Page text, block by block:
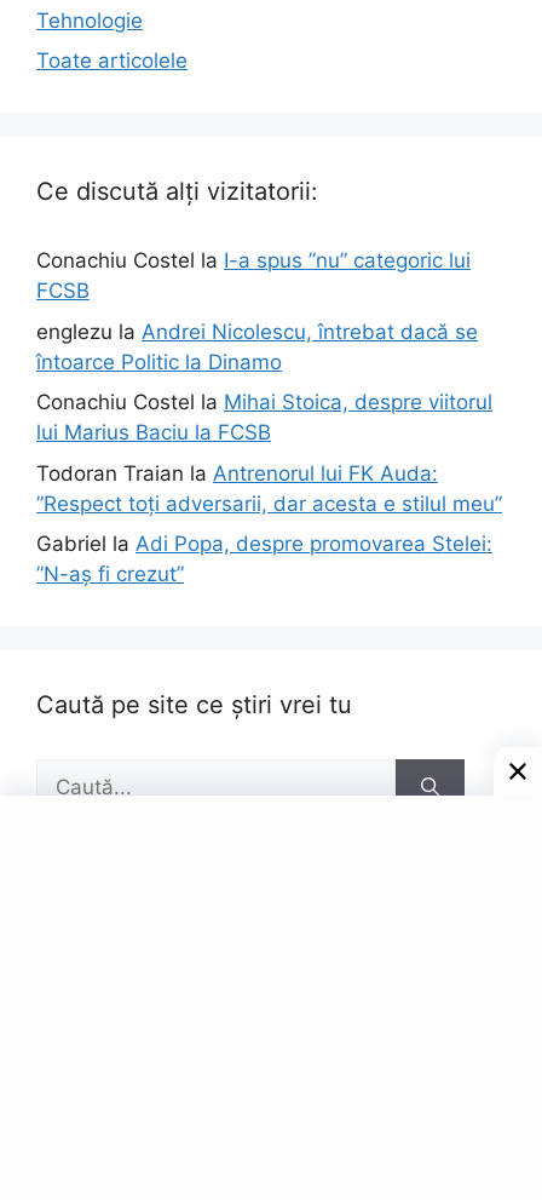
Tehnologie
Toate articolele
Ce discută alți vizitatorii:
Conachiu Costel la I-a spus ”nu” categoric lui
FCSB
englezu la Andrei Nicolescu, întrebat dacă se
întoarce Politic la Dinamo
Conachiu Costel la Mihai Stoica, despre viitorul
lui Marius Baciu la FCSB
Todoran Traian la Antrenorul lui FK Auda:
”Respect toți adversarii, dar acesta e stilul meu”
Gabriel la Adi Popa, despre promovarea Stelei:
”N-aș fi crezut”
Caută pe site ce știri vrei tu
Caută
după: